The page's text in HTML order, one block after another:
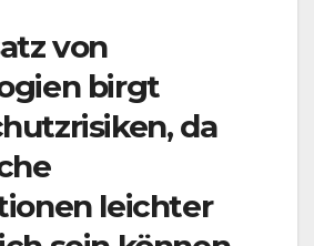
von
birgt
da
leichter